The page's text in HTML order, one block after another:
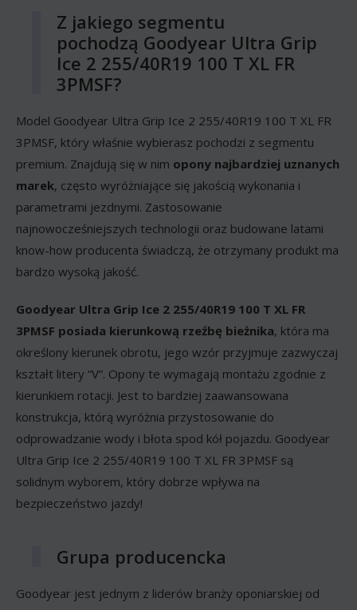
Z jakiego segmentu
pochodzą Goodyear Ultra Grip
Ice 2 255/40R19 100 T XL FR
3PMSF?
Model Goodyear Ultra Grip Ice 2 255/40R19 100 T XL FR
3PMSF, który właśnie wybierasz pochodzi z segmentu
premium. Znajdują się w nim opony najbardziej uznanych
marek, często wyróżniające się jakością wykonania i
parametrami jezdnymi. Zastosowanie
najnowocześniejszych technologii oraz budowane latami
know-how producenta świadczą, że otrzymany produkt ma
bardzo wysoką jakość.
Goodyear Ultra Grip Ice 2 255/40R19 100 T XL FR
3PMSF posiada kierunkową rzeźbę bieżnika, która ma
określony kierunek obrotu, jego wzór przyjmuje zazwyczaj
kształt litery “V”. Opony te wymagają montażu zgodnie z
kierunkiem rotacji. Jest to bardziej zaawansowana
konstrukcja, którą wyróżnia przystosowanie do
odprowadzanie wody i błota spod kół pojazdu. Goodyear
Ultra Grip Ice 2 255/40R19 100 T XL FR 3PMSF są
solidnym wyborem, który dobrze wpływa na
bezpieczeństwo jazdy!
Grupa producencka
Goodyear jest jednym z liderów branży oponiarskiej od